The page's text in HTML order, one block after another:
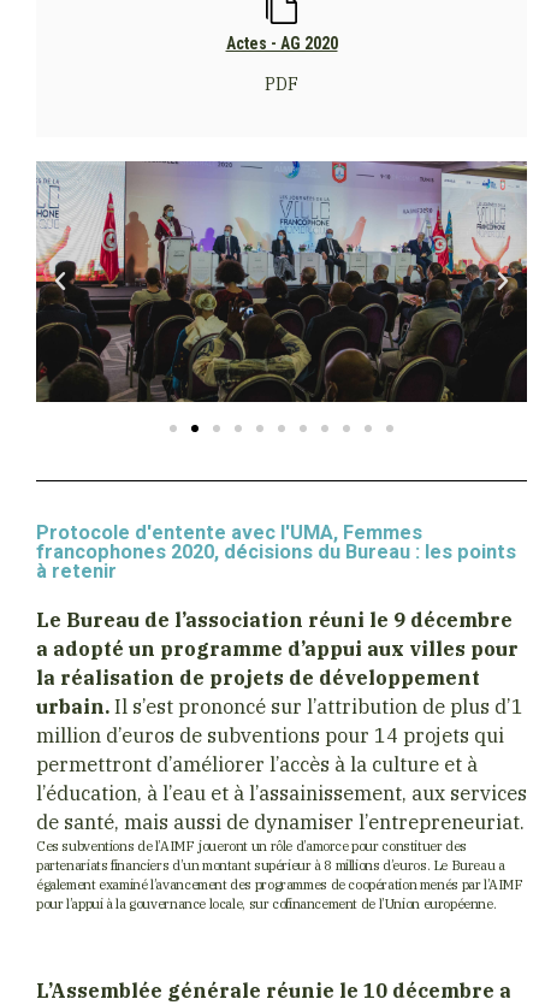
Actes - AG 2020
PDF
Protocole d'entente avec l'UMA, Femmes
francophones 2020, décisions du Bureau : les points
à retenir
Le Bureau de l’association réuni le 9 décembre
a adopté un programme d’appui aux villes pour
la réalisation de projets de développement
urbain.Il s’est prononcé sur l’attribution de plus d’1
million d’euros de subventions pour 14 projets qui
permettront d’améliorer l’accès à la culture et à
l’éducation, à l’eau et à l’assainissement, aux services
de santé, mais aussi de dynamiser l’entrepreneuriat.
Ces subventions de l’AIMF joueront un rôle d’amorce pour constituer des
partenariats financiers d’un montant supérieur à 8 millions d’euros. Le Bureau a
également examiné l’avancement des programmes de coopération menés par l’AIMF
pour l’appui à la gouvernance locale, sur cofinancement de l’Union européenne.
L’Assemblée générale réunie le 10 décembre a